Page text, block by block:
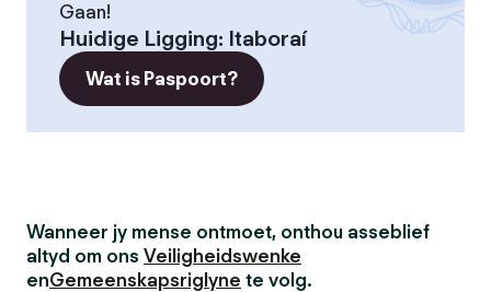
Gaan!
Huidige Ligging: Itaboraí
Wat is Paspoort?
Wanneer jy mense ontmoet, onthou asseblief
altyd om ons Veiligheidswenke
enGemeenskapsriglyne te volg.